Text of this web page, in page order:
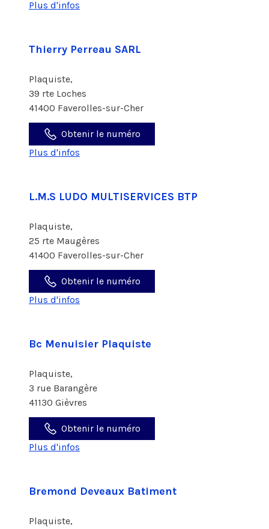
Plus d'infos
Thierry Perreau SARL
Plaquiste,
39 rte Loches
41400 Faverolles-sur-Cher
Obtenir le numéro
Plus d'infos
L.M.S LUDO MULTISERVICES BTP
Plaquiste,
25 rte Maugères
41400 Faverolles-sur-Cher
Obtenir le numéro
Plus d'infos
Bc Menuisier Plaquiste
Plaquiste,
3 rue Barangère
41130 Gièvres
Obtenir le numéro
Plus d'infos
Bremond Deveaux Batiment
Plaquiste,